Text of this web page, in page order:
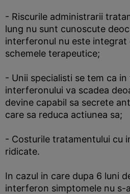
- Riscurile administrarii
lung nu sunt cunoscute
interferonul nu este
schemele terapeutice;
- Unii specialisti se tem ca
interferonului va scadea
devine capabil sa secrete
care sa reduca actiunea sa;
- Costurile tratamentului cu
ridicate.
In cazul in care dupa 6 luni
interferon simptomele nu s-